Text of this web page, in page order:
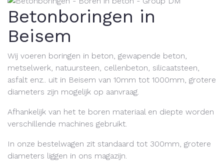
Betonboringen in
Beisem
Wij voeren boringen in beton, gewapende beton,
metselwerk, natuursteen, cellenbeton, silicaatsteen,
asfalt enz.. uit in Beisem van 10mm tot 1000mm, grotere
diameters zijn mogelijk op aanvraag.
Afhankelijk van het te boren materiaal en diepte worden
verschillende machines gebruikt.
In onze bestelwagen zit standaard tot 300mm, grotere
diameters liggen in ons magazijn.